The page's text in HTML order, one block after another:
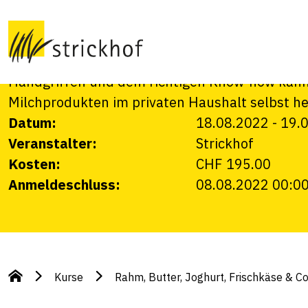
Frischkäse & Co.
Was früher selbstverständlich war, ist heute
Handgriffen und dem richtigen Know-how
Milchprodukten im privaten Haushalt selbst
Datum:
18.08.2022 -
Veranstalter:
Strickhof
Kosten:
CHF 195.00
Anmeldeschluss:
08.08.2022
Kurse Rahm, Butter, Joghurt, Frischkäse &